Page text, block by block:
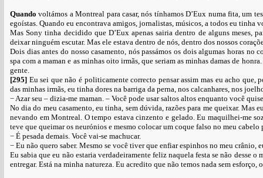
Quando voltámos a Montreal para casar, nós tínhamos D’Eux numa fita, um
egoístas. Quando eu encontrava amigos, jornalistas, músicos, a todos eu tinha
Mas Sony tinha decidido que D’Eux apenas sairia dentro de alguns meses,
deixar ninguém escutar. Mas ele estava dentro de nós, dentro dos nossos
Dois dias antes do nosso casamento, nós passámos os dois algumas horas
spa com a maman e as minhas oito irmãs, que seriam as minhas damas de
gente.
[295] Eu sei que não é politicamente correcto pensar assim mas eu acho que,
das minhas irmãs, eu tinha dores na barriga da perna, nos calcanhares, nos
− Azar seu – dizia-me maman. – Você pode usar saltos altos enquanto você
No dia do meu casamento, eu tinha, sem dúvida, razões para me queixar. Mas
nevando em Montreal. O tempo estava cinzento e gelado. Eu maquilhei-me
teve que queimar os neurónios e mesmo colocar um coque falso no meu
− É pesada demais. Você vai-se machucar.
− Eu não quero saber. Mesmo se você tiver que enfiar espinhos no meu crânio,
Eu sabia que eu não estaria verdadeiramente feliz naquela festa se não desse
entregar. Está na minha natureza. Eu acredito que não temos nada sem